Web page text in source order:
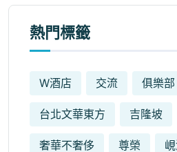
熱門標籤
W酒店 交流 俱樂部
台北文華東方 吉隆坡
奢華不奢侈 尊榮